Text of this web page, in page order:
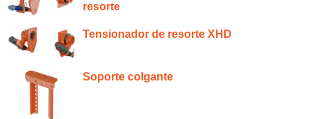
resorte
Tensionador de resorte XHD
Soporte colgante